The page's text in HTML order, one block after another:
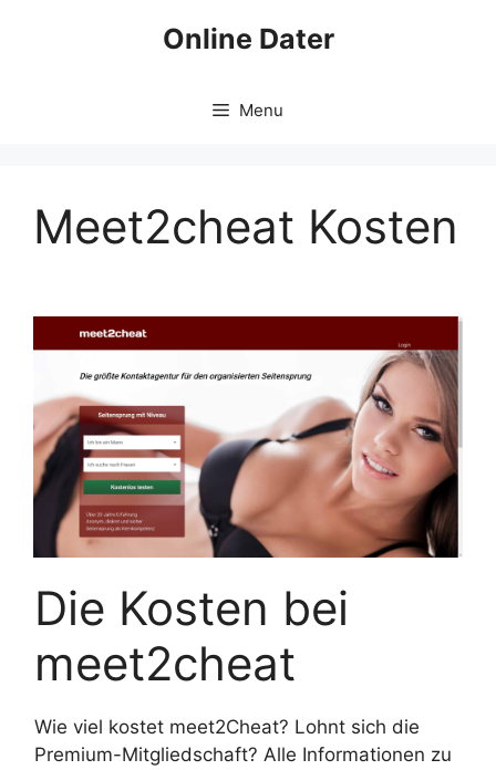
Online Dater
Menu
Meet2cheat Kosten
Die Kosten bei
meet2cheat
Wie viel kostet meet2Cheat? Lohnt sich die
Premium-Mitgliedschaft? Alle Informationen zu